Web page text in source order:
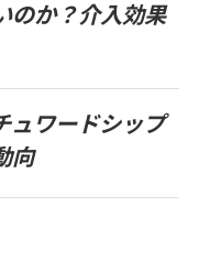
のか？介入効果
ワードシップ
向